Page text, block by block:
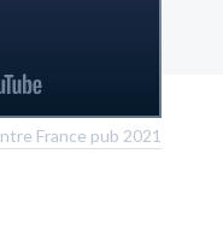
France pub 2021